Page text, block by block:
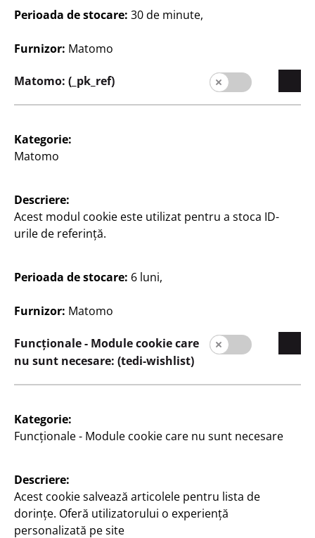
Carieră
Expansion
Clienți
Căutare filială
România / Română
Politica de cookies-uri
Perioada de stocare: 30 de minute,
Furnizor: Matomo
Matomo: (_pk_ref)
Kategorie:
Matomo
Descriere:
Acest modul cookie este utilizat pentru a stoca ID-
urile de referință.
Perioada de stocare: 6 luni,
Furnizor: Matomo
Funcționale - Module cookie care
nu sunt necesare: (tedi-wishlist)
Kategorie:
Funcționale - Module cookie care nu sunt necesare
Descriere:
Acest cookie salvează articolele pentru lista de
dorințe. Oferă utilizatorului o experiență
personalizată pe site